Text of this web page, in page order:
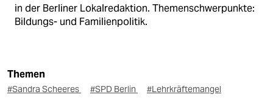
in der Berliner Lokalredaktion. Themenschwerpunkte:
Bildungs- und Familienpolitik.
Themen
#Sandra Scheeres #SPD Berlin #Lehrkräftemangel